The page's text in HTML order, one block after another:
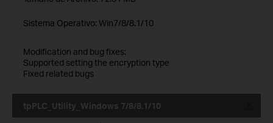
Sistema Operativo: Win7/8/8.1/10
Modification and bug fixes:
Supported setting the encryption type
Fixed related bugs
tpPLC_Utility_Windows 7/8/8.1/10